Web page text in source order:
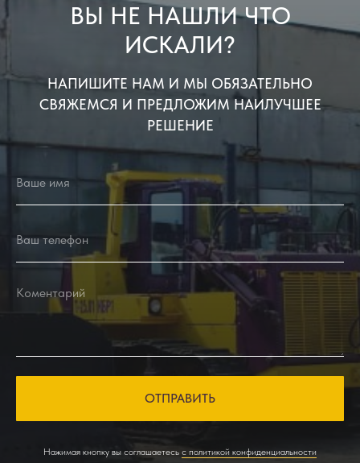
ВЫ НЕ НАШЛИ ЧТО
ИСКАЛИ?
НАПИШИТЕ НАМ И МЫ ОБЯЗАТЕЛЬНО
СВЯЖЕМСЯ И ПРЕДЛОЖИМ НАИЛУЧШЕЕ
РЕШЕНИЕ
ОТПРАВИТЬ
Нажимая кнопку вы соглашаетесь с политикой конфиденциальности